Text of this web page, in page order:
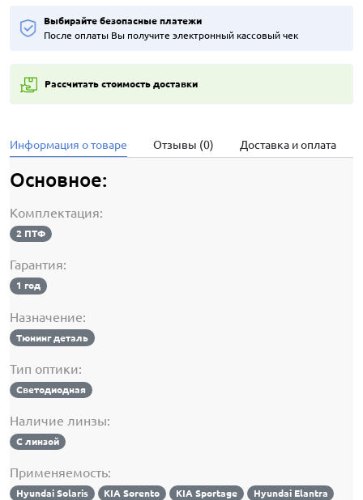
Выбирайте безопасные платежи
После оплаты Вы получите электронный кассовый чек
Рассчитать стоимость доставки
Информация о товаре Отзывы (0) Доставка и оплата
Основное:
Комплектация:
2 ПТФ
Гарантия:
1 год
Назначение:
Тюнинг деталь
Тип оптики:
Светодиодная
Наличие линзы:
С линзой
Применяемость:
Hyundai Solaris KIA Sorento KIA Sportage
Hyundai Elantra